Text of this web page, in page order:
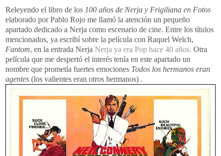
Releyendo el libro de los 100 años de Nerja y Frigiliana en Fotos
elaborado por Pablo Rojo me llamó la atención un pequeño
apartado dedicado a Nerja como escenario de cine. Entre los títulos
mencionados, ya escribí sobre la película con Raquel Welch,
Fantom, en la entrada Nerja Nerja ya era Pop hace 40 años. Otra
película que me despertó el interés tenía en este apartado un
nombre que prometía fuertes emociones Todos los hermanos eran
agentes (los valientes eran otros hermanos) .